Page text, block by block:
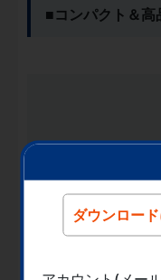
ダウンロー
■コンパクト＆高